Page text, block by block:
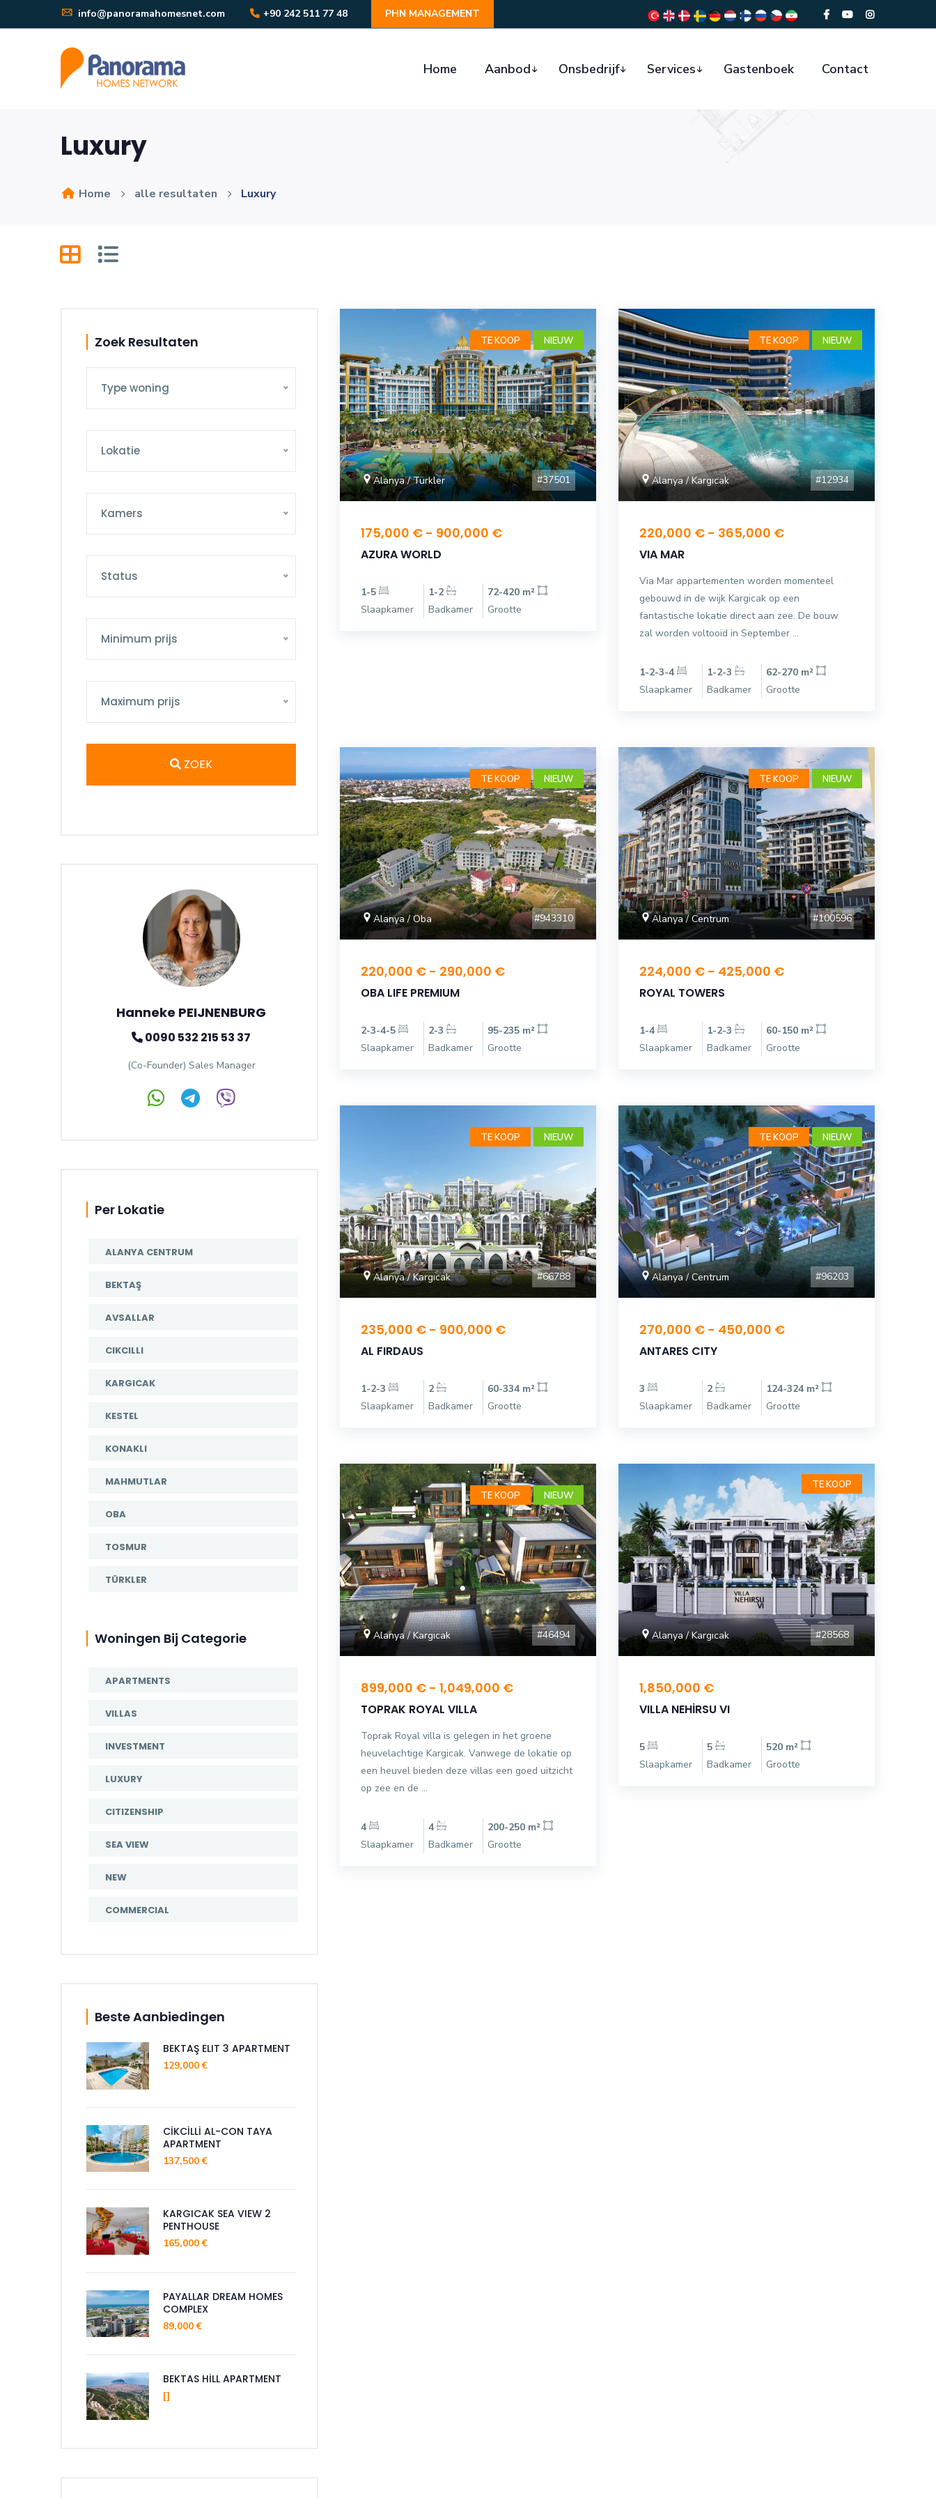
info@panoramahomesnet.com +90 242 511 77 48 PHN MANAGEMENT
Home Aanbod Onsbedrijf Services Gastenboek Contact
Luxury
Home alle resultaten Luxury
TE KOOP NIEUW
Alanya / Türkler #37501
175,000 € - 900,000 €
AZURA WORLD
1-5
Slaapkamer
1-2
Badkamer
72-420 m²
Grootte
TE KOOP NIEUW
Alanya / Kargıcak #12934
220,000 € - 365,000 €
VIA MAR
Via Mar appartementen worden momenteel
gebouwd in de wijk Kargicak op een
fantastische lokatie direct aan zee. De bouw
zal worden voltooid in September ...
1-2-3-4
Slaapkamer
1-2-3
Badkamer
62-270 m²
Grootte
TE KOOP NIEUW
Alanya / Oba #943310
220,000 € - 290,000 €
OBA LIFE PREMIUM
2-3-4-5
Slaapkamer
2-3
Badkamer
95-235 m²
Grootte
TE KOOP NIEUW
Alanya / Centrum #100596
224,000 € - 425,000 €
ROYAL TOWERS
1-4
Slaapkamer
1-2-3
Badkamer
60-150 m²
Grootte
TE KOOP NIEUW
Alanya / Kargıcak #66788
235,000 € - 900,000 €
AL FIRDAUS
1-2-3
Slaapkamer
2
Badkamer
60-334 m²
Grootte
TE KOOP NIEUW
Alanya / Centrum #96203
270,000 € - 450,000 €
ANTARES CITY
3
Slaapkamer
2
Badkamer
124-324 m²
Grootte
TE KOOP NIEUW
Alanya / Kargıcak #46494
899,000 € - 1,049,000 €
TOPRAK ROYAL VILLA
Toprak Royal villa is gelegen in het groene
heuvelachtige Kargicak. Vanwege de lokatie op
een heuvel bieden deze villas een goed uitzicht
op zee en de ...
4
Slaapkamer
4
Badkamer
200-250 m²
Grootte
TE KOOP
Alanya / Kargıcak #28568
1,850,000 €
VILLA NEHİRSU VI
5
Slaapkamer
5
Badkamer
520 m²
Grootte
Zoek Resultaten
Type woning
Lokatie
Kamers
Status
Minimum prijs
Maximum prijs
ZOEK
Hanneke PEIJNENBURG
0090 532 215 53 37
(Co-Founder) Sales Manager
Per Lokatie
ALANYA CENTRUM
BEKTAŞ
AVSALLAR
CIKCILLI
KARGICAK
KESTEL
KONAKLI
MAHMUTLAR
OBA
TOSMUR
TÜRKLER
Woningen Bij Categorie
APARTMENTS
VILLAS
INVESTMENT
LUXURY
CITIZENSHIP
SEA VIEW
NEW
COMMERCIAL
Beste Aanbiedingen
BEKTAŞ ELIT 3 APARTMENT
129,000 €
CİKCİLLİ AL-CON TAYA
APARTMENT
137,500 €
KARGICAK SEA VIEW 2
PENTHOUSE
165,000 €
PAYALLAR DREAM HOMES
COMPLEX
89,000 €
BEKTAS HİLL APARTMENT
[]